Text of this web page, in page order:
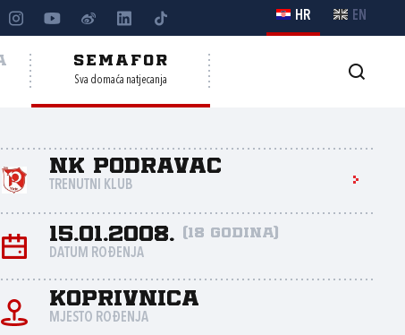
HR EN
SEMAFOR
Sva domaća natjecanja
NK Podravac
TRENUTNI KLUB
15.01.2008. (18 godina)
DATUM ROĐENJA
Koprivnica
MJESTO ROĐENJA